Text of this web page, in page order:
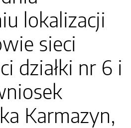
lokalizacji
sieci
działki nr 6 i
Karmazyn,